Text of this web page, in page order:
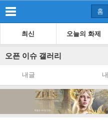
홈
최신 오늘의 화제
오픈 이슈 갤러리
내글